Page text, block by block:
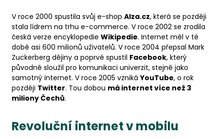
V roce 2000 spustila svůj e-shop Alza.cz, která se později
stala lídrem na trhu e-commerce. V roce 2002 se zrodila
česká verze encyklopedie Wikipedie. Internet měl v té
době asi 600 milionů uživatelů. V roce 2004 přepsal Mark
Zuckerberg dějiny a poprvé spustil Facebook, který
původně sloužil pro komunikaci univerzit, stejně jako
samotný internet. V roce 2005 vznikáYouTube, o rok
později Twitter. Tou dobou má internet více než 3
miliony Čechů.
Revoluční internet v mobilu